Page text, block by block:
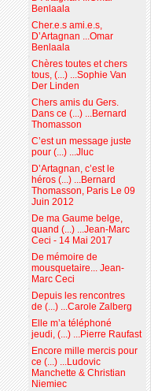
Benlaala
Cher.e.s ami.e.s,
D’Artagnan ...Omar
Benlaala
Chères toutes et chers
tous, (...) ...Sophie Van
Der Linden
Chers amis du Gers.
Dans ce (...) ...Bernard
Thomasson
C’est un message juste
pour (...) ...Jluc
D’Artagnan, c’est le
héros (...) ...Bernard
Thomasson, Paris Le 09
Juin 2012
De ma Gaume belge,
quand (...) ...Jean-Marc
Ceci - 14 Mai 2017
De mémoire de
mousquetaire... Jean-
Marc Ceci
Depuis les rencontres
de (...) ...Carole Zalberg
Elle m’a téléphoné
jeudi, (...) ...Pierre Raufast
Encore mille mercis pour
ce (...) ...Ludovic
Manchette & Christian
Niemiec